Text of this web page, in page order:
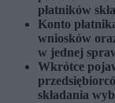
płatników
Konto
wniosków
w jednej
Wkrótce
składania